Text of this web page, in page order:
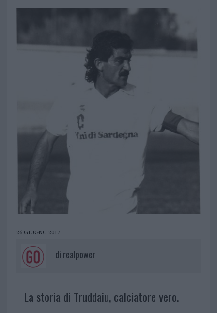
26 GIUGNO 2017
di realpower
La storia di Truddaiu, calciatore vero.